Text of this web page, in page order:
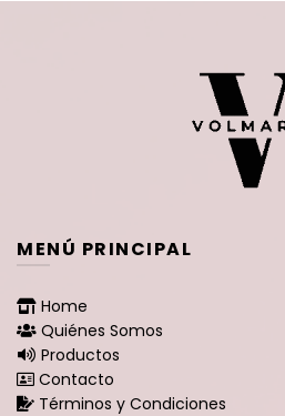
MENÚ PRINCIPAL
Home
Quiénes Somos
Productos
Contacto
Términos y Condiciones